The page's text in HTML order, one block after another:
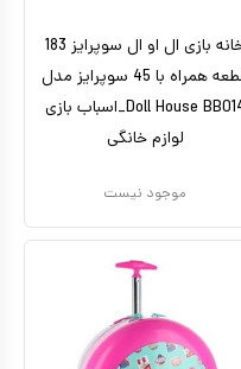
خانه بازی ال او ال سوپرایز 183
قطعه همراه با 45 سوپرایز مدل
Doll House BB014_اسباب بازی
لوازم خانگی
موجود نیست